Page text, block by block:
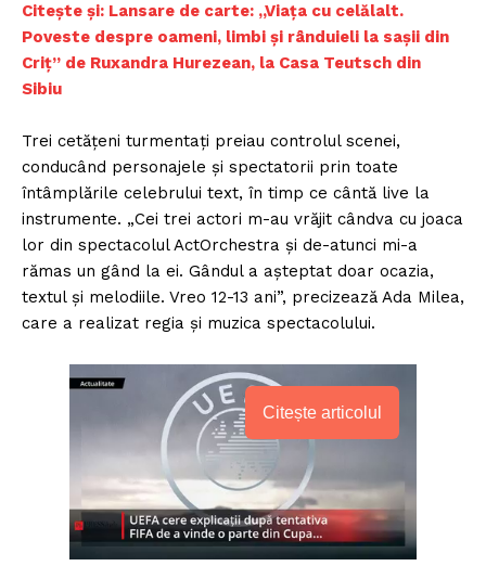
Citește și: Lansare de carte: „Viața cu celălalt.
Poveste despre oameni, limbi și rânduieli la sașii din
Criț” de Ruxandra Hurezean, la Casa Teutsch din
Sibiu
Trei cetățeni turmentați preiau controlul scenei,
conducând personajele și spectatorii prin toate
întâmplările celebrului text, în timp ce cântă live la
instrumente. „Cei trei actori m-au vrăjit cândva cu joaca
lor din spectacolul ActOrchestra și de-atunci mi-a
rămas un gând la ei. Gândul a așteptat doar ocazia,
textul și melodiile. Vreo 12-13 ani”, precizează Ada Milea,
care a realizat regia și muzica spectacolului.
Citește articolul